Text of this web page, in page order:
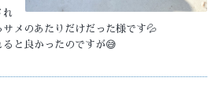
れ
メのあたりだけだった様です💦
ると良かったのですが😅